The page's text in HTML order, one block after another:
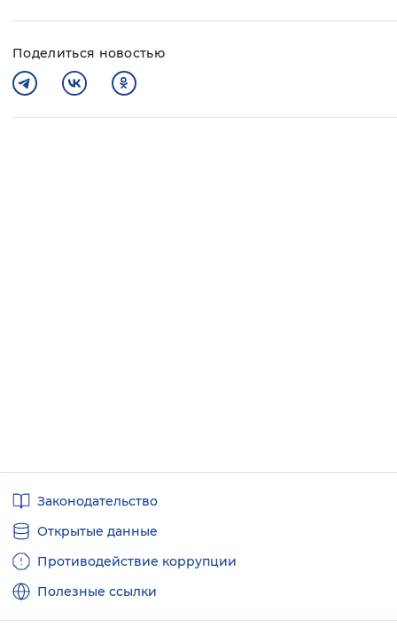
Поделиться новостью
ссылкиЗаконодательство
Открытые данные
Противодействие коррупции
Полезные ссылки